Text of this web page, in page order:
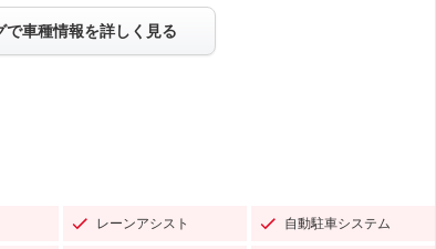
で車種情報を詳しく見る
レーンアシスト 自動駐車システム